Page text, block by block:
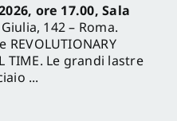
ore 17.00, Sala
142 – Roma.
TIME. Le grandi lastre
...